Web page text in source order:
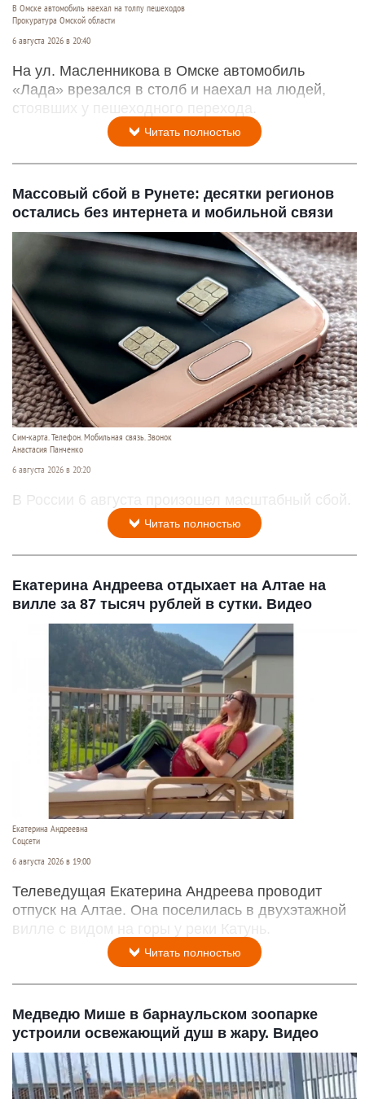
В Омске автомобиль наехал на толпу пешеходов
Прокуратура Омской области
6 августа 2026 в 20:40
На ул. Масленникова в Омске автомобиль
«Лада» врезался в столб и наехал на людей,
стоявших у пешеходного перехода.
Читать полностью
Массовый сбой в Рунете: десятки регионов
остались без интернета и мобильной связи
Сим-карта. Телефон. Мобильная связь. Звонок
Анастасия Панченко
6 августа 2026 в 20:20
В России 6 августа произошел масштабный сбой.
Читать полностью
Екатерина Андреева отдыхает на Алтае на
вилле за 87 тысяч рублей в сутки. Видео
Екатерина Андреевна
Соцсети
6 августа 2026 в 19:00
Телеведущая Екатерина Андреева проводит
отпуск на Алтае. Она поселилась в двухэтажной
вилле с видом на горы у реки Катунь.
Читать полностью
Медведю Мише в барнаульском зоопарке
устроили освежающий душ в жару. Видео